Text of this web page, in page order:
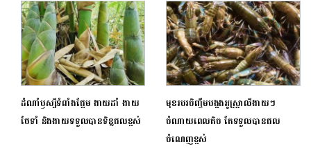
ដំណាំឫស្សីទំពាំងផ្អែម ងាយដាំ ងាយ
ថែទាំ និងងាយទទួលបានទិន្នផលខ្ពស់
មុខរបរចិញ្ចឹមបង្កងអូស្ត្រាលីងាយៗ
ចំណាយពេលតិច តែទទួលបានផល
ចំណេញខ្ពស់